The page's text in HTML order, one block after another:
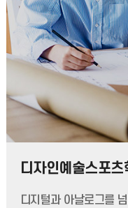
디자인예술스포츠
디지털과 아날로그를